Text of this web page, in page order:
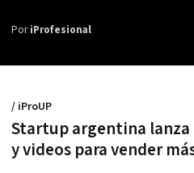
PoriProfesional
Startup argentina lanza
y videos para vender
/ iProUP